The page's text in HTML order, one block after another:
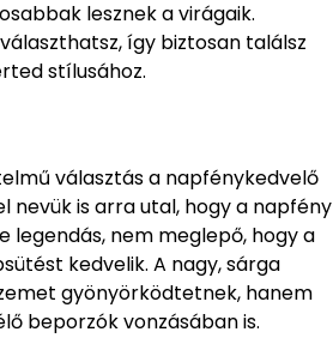
lesznek a virágaik.
így biztosan találsz
stílusához.
választás a napfénykedvelő
nevük is arra utal, hogy a napfény
legendás, nem meglepő, hogy a
kedvelik. A nagy, sárga
gyönyörködtetnek, hanem
beporzók vonzásában is.